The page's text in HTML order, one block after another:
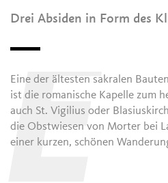
Drei Absiden in Form des
E
Eine der ältesten sakralen
ist die romanische Kapelle zum
auch St. Vigilius oder
die Obstwiesen von Morter bei
einer kurzen, schönen